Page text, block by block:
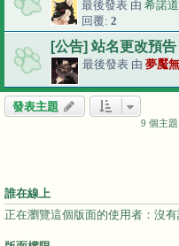
最後發表 由 希諾道
回覆: 2
[公告] 站名更改預告
最後發表 由 夢魘
發表主題
9 個主題
誰在線上
正在瀏覽這個版面的使用者：沒